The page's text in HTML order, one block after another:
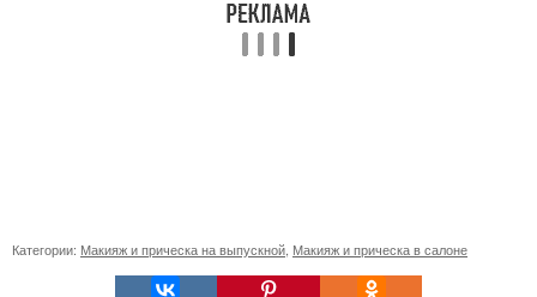
Категории: Макияж и прическа на выпускной Макияж и прическа в салоне